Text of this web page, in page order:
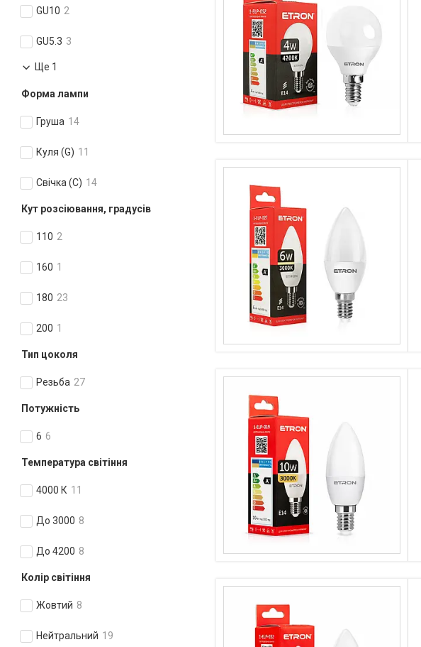
GU10 2
GU5.3 3
Ще 1
Форма лампи
Груша 14
Куля (G) 11
Свічка (С) 14
Кут розсіювання, градусів
110 2
160 1
180 23
200 1
Тип цоколя
Резьба 27
Потужність
6 6
Температура світіння
4000 К 11
До 3000 8
До 4200 8
Колір світіння
Жовтий 8
Нейтральний 19